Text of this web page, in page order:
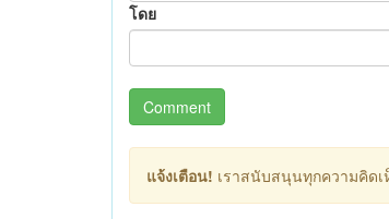
โดย
Comment
แจ้งเตือน! เราสนับสนุนทุกความคิด